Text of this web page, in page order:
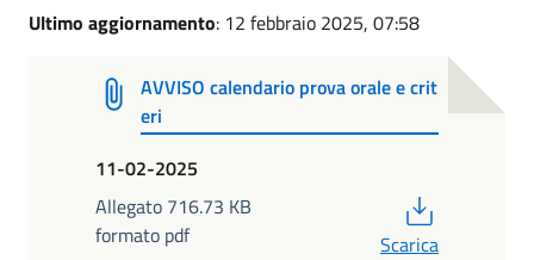
Ultimo aggiornamento: 12 febbraio 2025, 07:58
AVVISO calendario prova orale e crit
eri
11-02-2025
Allegato 716.73 KB
formato pdf
Scarica